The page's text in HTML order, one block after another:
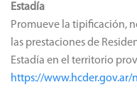
Estadía
Promueve la tipificación,
las prestaciones de
Estadía en el territorio
https://www.hcder.gov.ar/